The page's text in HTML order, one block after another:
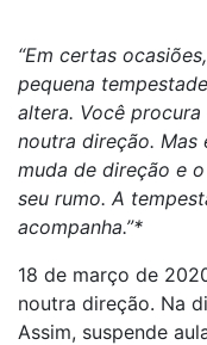
“Em certas
pequena
altera. Você
noutra direção. Mas
muda de direção e
seu rumo. A
acompanha.”*
18 de março de
noutra direção. Na
Assim, suspende